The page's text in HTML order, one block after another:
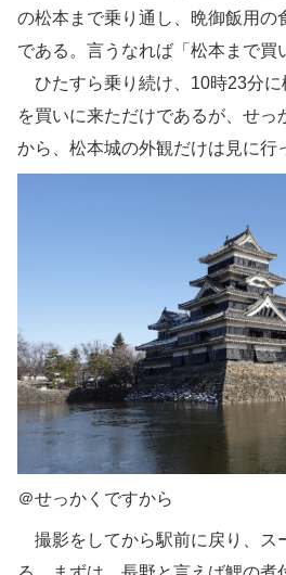
の松本まで乗り通し、晩御飯用の
である。言うなれば「松本まで買
ひたすら乗り続け、10時23分に
を買いに来ただけであるが、せっ
から、松本城の外観だけは見に行
＠せっかくですから
撮影をしてから駅前に戻り、ス